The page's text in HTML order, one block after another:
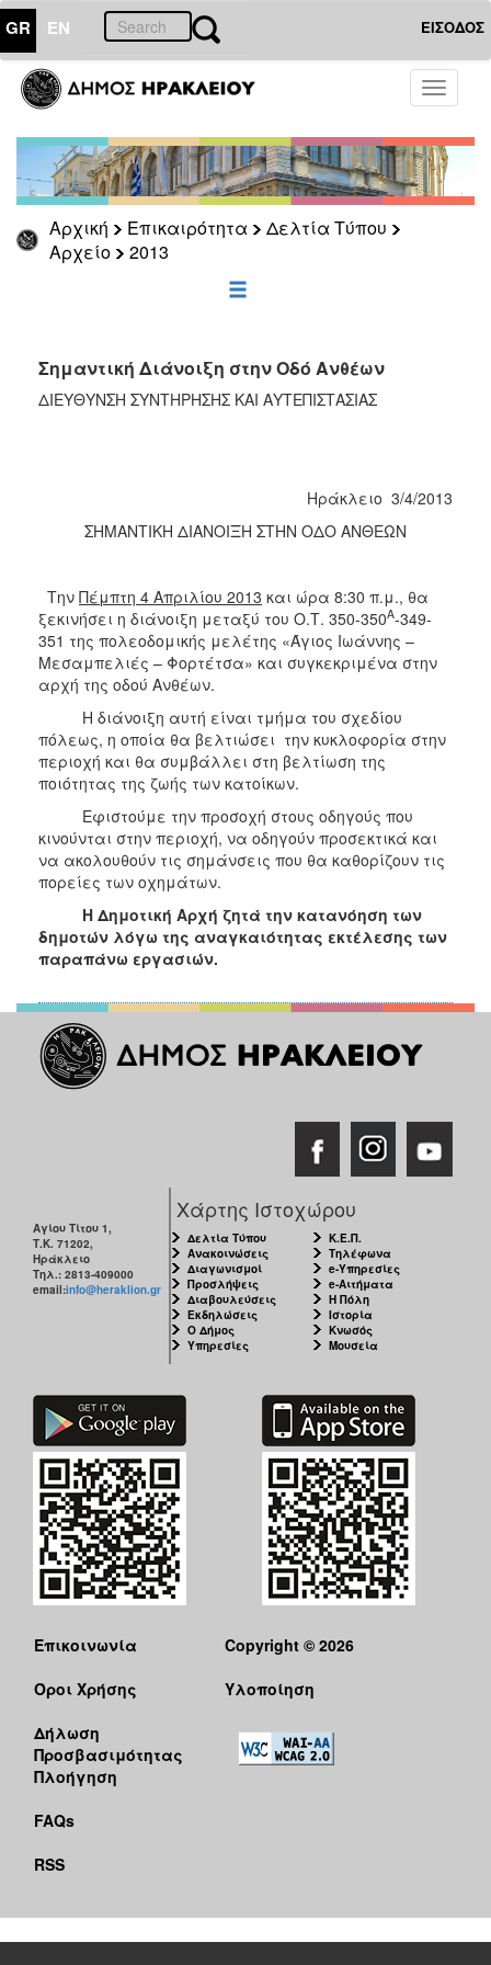
GR EN ΕΙΣΟΔΟΣ
Toggle
Αρχική Επικαιρότητα
Δελτία Τύπου
Αρχείο
2013
ΕΠΙΚΑΙΡΟΤΗΤΑ
Τύπου
Αρχείο
2026
2025
2021
2020
2016
2013
2012
2011
2006
ΔΗΜΟΤΗΣ
ΕΠΙΣΚΕΠΤΗΣ
ΗΡΑΚΛΕΙΟ
Σημαντική Διάνοιξη στην Οδό Ανθέων
ΔΙΕΥΘΥΝΣΗ ΣΥΝΤΗΡΗΣΗΣ ΚΑΙ ΑΥΤΕΠΙΣΤΑΣΙΑΣ
Ηράκλειο 3/4/2013
ΣΗΜΑΝΤΙΚΗ ΔΙΑΝΟΙΞΗ ΣΤΗΝ ΟΔΟ ΑΝΘΕΩΝ
Την Πέμπτη 4 Απριλίου 2013 και ώρα 8:30 π.μ., θα
ξεκινήσει η διάνοιξη μεταξύ του Ο.Τ. 350-350Α-349-
351 της πολεοδομικής μελέτης «Άγιος Ιωάννης –
Μεσαμπελιές – Φορτέτσα» και συγκεκριμένα στην
αρχή της οδού Ανθέων.
Η διάνοιξη αυτή είναι τμήμα του σχεδίου
πόλεως, η οποία θα βελτιώσει την κυκλοφορία στην
περιοχή και θα συμβάλλει στη βελτίωση της
ποιότητας της ζωής των κατοίκων.
Εφιστούμε την προσοχή στους οδηγούς που
κινούνται στην περιοχή, να οδηγούν προσεκτικά και
να ακολουθούν τις σημάνσεις που θα καθορίζουν τις
πορείες των οχημάτων.
Η Δημοτική Αρχή ζητά την κατανόηση των
δημοτών λόγω της αναγκαιότητας εκτέλεσης των
παραπάνω εργασιών.
Αγίου Τίτου 1,
Τ.Κ. 71202,
Ηράκλειο
Τηλ.: 2813-409000
email:info@heraklion.gr
Χάρτης Ιστοχώρου
Δελτία Τύπου
Ανακοινώσεις
Διαγωνισμοί
Προσλήψεις
Διαβουλεύσεις
Εκδηλώσεις
Ο Δήμος
Υπηρεσίες
Κ.Ε.Π.
Τηλέφωνα
e-Υπηρεσίες
e-Αιτήματα
Η Πόλη
Ιστορία
Κνωσός
Μουσεία
Επικοινωνία
Όροι Χρήσης
Δήλωση
Προσβασιμότητας
Πλοήγηση
FAQs
RSS
Copyright © 2026
Υλοποίηση